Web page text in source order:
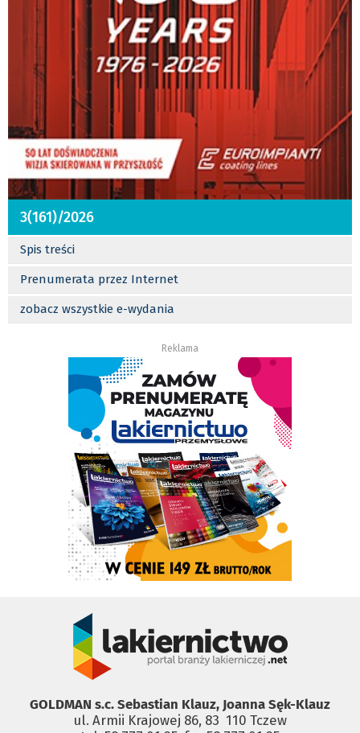
3(161)/2026
Spis treści
Prenumerata przez Internet
zobacz wszystkie e-wydania
Reklama
GOLDMAN s.c. Sebastian Klauz, Joanna Sęk-Klauz
ul. Armii Krajowej 86, 83 ­ 110 Tczew